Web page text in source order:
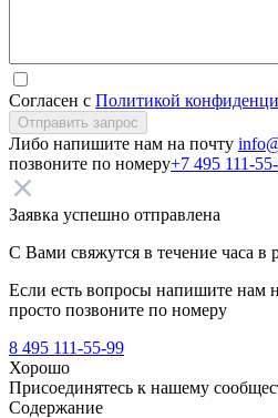
Согласен с Политикой
Отправить запрос
Либо напишите нам на почту
позвоните по номеру+7 495 111-
Заявка успешно отправлена
С Вами свяжутся в течение часа в
Если есть вопросы напишите нам
просто позвоните по номеру
8 495 111-55-99
Хорошо
Присоединятесь к нашему
Содержание